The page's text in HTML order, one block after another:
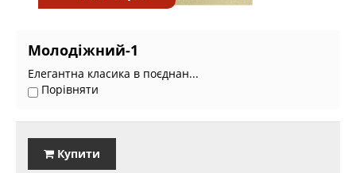
Молодіжний-1
Елегантна класика в поєднан...
Порівняти
Купити